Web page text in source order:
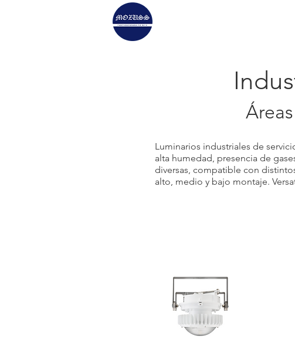
Luminarios industriales de
alta humedad, presencia de
diversas, compatible con
alto, medio y bajo montaje.